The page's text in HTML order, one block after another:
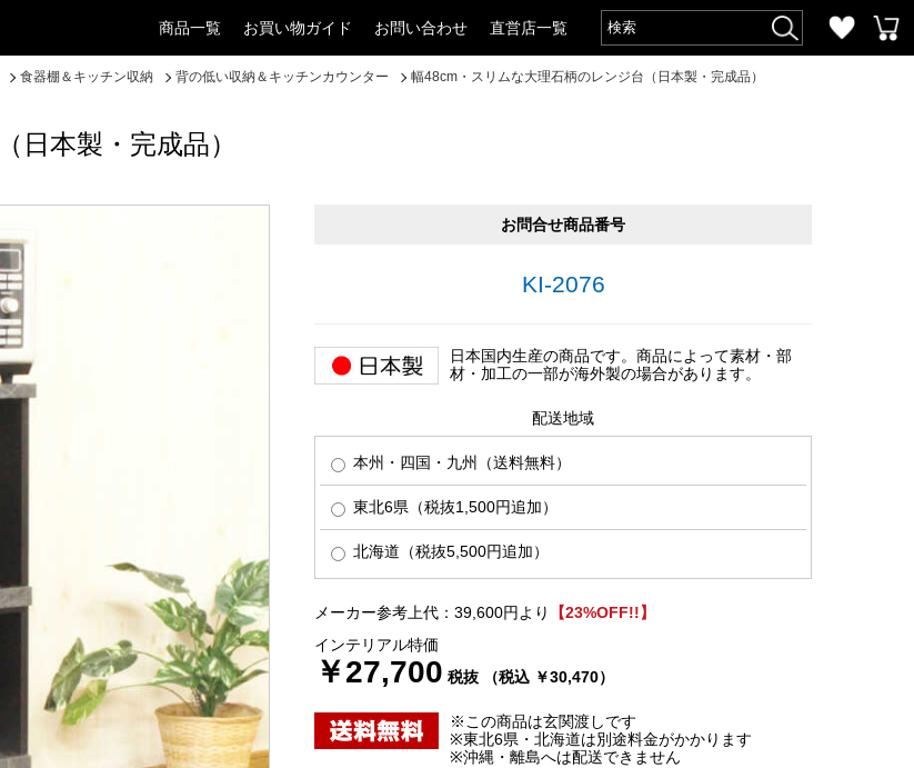
商品一覧 お買い物ガイド お問い合わせ 直営店一覧
食器棚＆キッチン収納 背の低い収納＆キッチンカウンター 幅48cm・スリムな大理石柄のレンジ台（日本製・完成品）
日本製・完成品）
お問合せ商品番号
KI-2076
日本国内生産の商品です。商品によって素材・部
材・加工の一部が海外製の場合があります。
配送地域
本州・四国・九州（送料無料）
東北6県（税抜1,500円追加）
北海道（税抜5,500円追加）
メーカー参考上代：39,600円より
【23%OFF!!】
インテリアル特価
￥27,700 税抜 （税込 ￥30,470）
※この商品は玄関渡しです
※東北6県・北海道は別途料金がかかります
※沖縄・離島へは配送できません